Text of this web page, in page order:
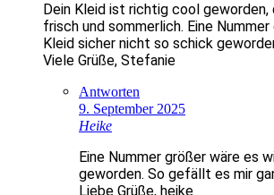
Dein Kleid ist richtig cool
frisch und sommerlich. Eine
Kleid sicher nicht so schick
Viele Grüße, Stefanie
Antworten
9. September 2025
Heike
Eine Nummer größer wäre es
geworden. So gefällt es mir
Liebe Grüße, heike